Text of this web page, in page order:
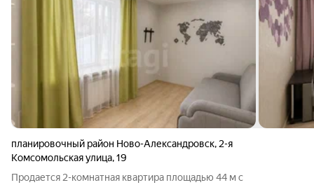
планировочный район Ново-Александровск, 2-я
Комсомольская улица,19
Продается 2-комнатная квартира площадью 44 м с